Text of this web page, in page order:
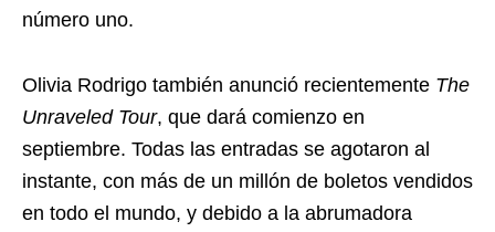
número uno.
Olivia Rodrigo también anunció recientemente The
Unraveled Tour, que dará comienzo en
septiembre. Todas las entradas se agotaron al
instante, con más de un millón de boletos vendidos
en todo el mundo, y debido a la abrumadora